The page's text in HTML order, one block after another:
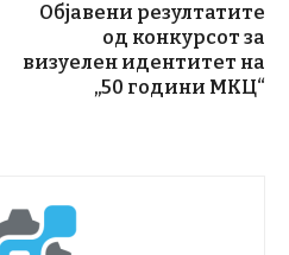
Објавени резултатите
од конкурсот за
визуелен идентитет на
„50 години МКЦ“